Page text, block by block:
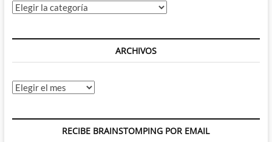
Categorías
ARCHIVOS
Archivos
RECIBE BRAINSTOMPING POR EMAIL